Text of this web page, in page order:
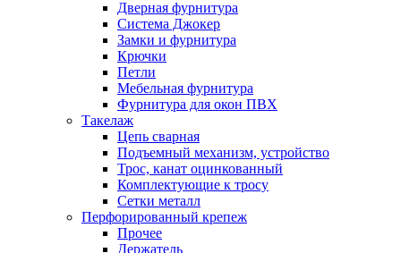
Дверная фурнитура
Система Джокер
Замки и фурнитура
Крючки
Петли
Мебельная фурнитура
Фурнитура для окон ПВХ
Такелаж
Цепь сварная
Подъемный механизм, устройство
Трос, канат оцинкованный
Комплектующие к тросу
Сетки металл
Перфорированный крепеж
Прочее
Держатель